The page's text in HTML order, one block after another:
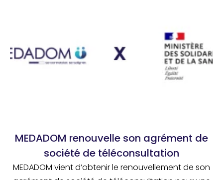
MEDADOM renouvelle son agrément de
société de téléconsultation
MEDADOM vient d’obtenir le renouvellement de son